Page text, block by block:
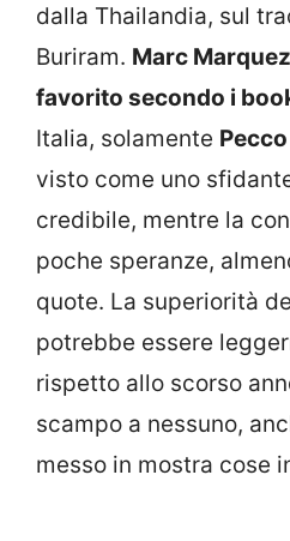
dalla Thailandia, sul
Buriram. Marc
favorito secondo i
Italia, solamente
visto come uno
credibile, mentre la
poche speranze,
quote. La superiorità
potrebbe essere
rispetto allo scorso
scampo a nessuno,
messo in mostra cose